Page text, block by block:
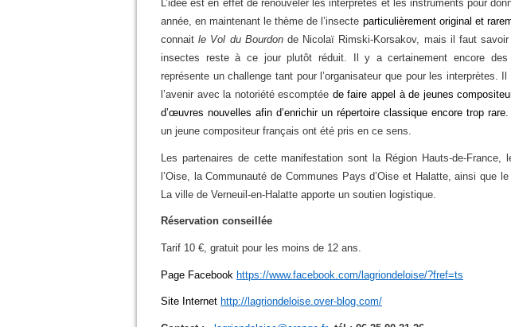
L’idée est en effet de renouveler les interprètes et les instruments pour
année, en maintenant le thème de l’insecte particulièrement original et
connaitle Vol du Bourdonde Nicolaï Rimski-Korsakov, mais il faut savoir
insectes reste à ce jour plutôt réduit. Il y a certainement encore
représente un challenge tant pour l’organisateur que pour les interprètes.
l’avenir avec la notoriété escomptée de faire appel à de jeunes
d’œuvres nouvelles afin d’enrichir un répertoire classique encore trop rare.
un jeune compositeur français ont été pris en ce sens.
Les partenaires de cette manifestation sont la Région Hauts-de-France,
l’Oise, la Communauté de Communes Pays d’Oise et Halatte, ainsi que le
La ville de Verneuil-en-Halatte apporte un soutien logistique.
Réservation conseillée
Tarif 10 €, gratuit pour les moins de 12 ans.
Page Facebook https://www.facebook.com/lagriondeloise/?fref=ts
Site Internet http://lagriondeloise.over-blog.com/